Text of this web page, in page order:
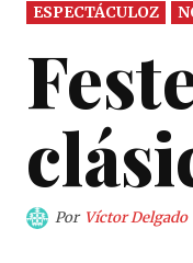
ESPECTÁCULOZ
Por Víctor Delgado